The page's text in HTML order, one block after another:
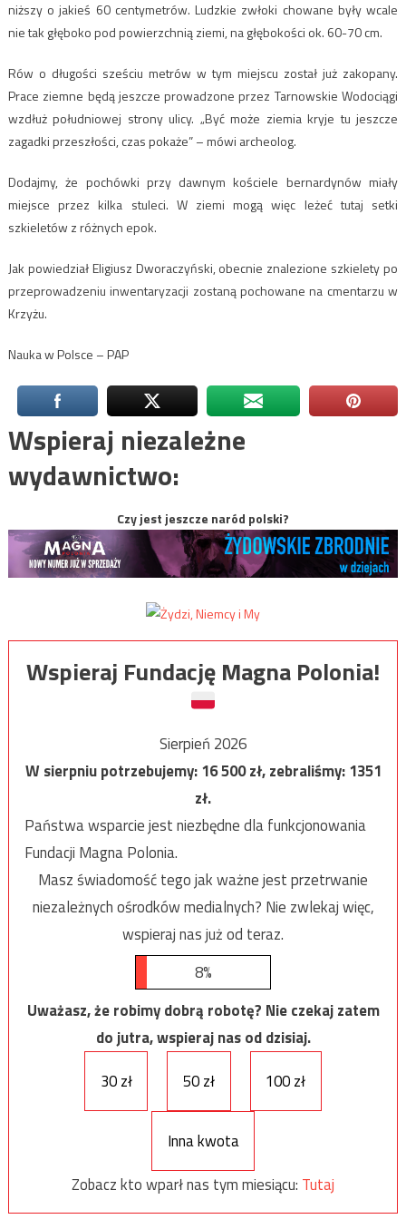
niższy o jakieś 60 centymetrów. Ludzkie zwłoki chowane były wcale
nie tak głęboko pod powierzchnią ziemi, na głębokości ok. 60-70 cm.
Rów o długości sześciu metrów w tym miejscu został już zakopany.
Prace ziemne będą jeszcze prowadzone przez Tarnowskie Wodociągi
wzdłuż południowej strony ulicy. „Być może ziemia kryje tu jeszcze
zagadki przeszłości, czas pokaże” – mówi archeolog.
Dodajmy, że pochówki przy dawnym kościele bernardynów miały
miejsce przez kilka stuleci. W ziemi mogą więc leżeć tutaj setki
szkieletów z różnych epok.
Jak powiedział Eligiusz Dworaczyński, obecnie znalezione szkielety po
przeprowadzeniu inwentaryzacji zostaną pochowane na cmentarzu w
Krzyżu.
Nauka w Polsce – PAP
Wspieraj niezależne
wydawnictwo:
Czy jest jeszcze naród polski?
Wspieraj Fundację Magna Polonia!
Sierpień 2026
W sierpniu potrzebujemy:16 500zł, zebraliśmy:1351
zł.
Państwa wsparcie jest niezbędne dla funkcjonowania
Fundacji Magna Polonia.
Masz świadomość tego jak ważne jest przetrwanie
niezależnych ośrodków medialnych? Nie zwlekaj więc,
wspieraj nas już od teraz.
8%
Uważasz, że robimy dobrą robotę? Nie czekaj zatem
do jutra, wspieraj nas od dzisiaj.
30 zł
50 zł 100 zł
Inna kwota
Zobacz kto wparł nas tym miesiącu: Tutaj